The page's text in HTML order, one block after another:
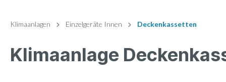
Zur Kategorie Klimaanlagen
Sets
Zur Kategorie Zubehör
Fernbedienung Paneele
Klimaanlagen Einzelgeräte Innen Deckenkassetten
Klimaanlage